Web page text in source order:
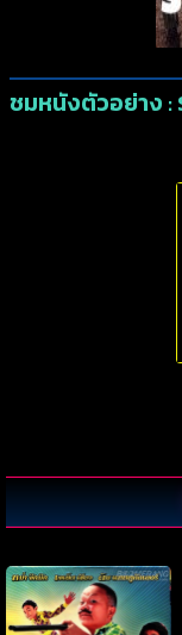
ชมหนังตัวอย่าง :